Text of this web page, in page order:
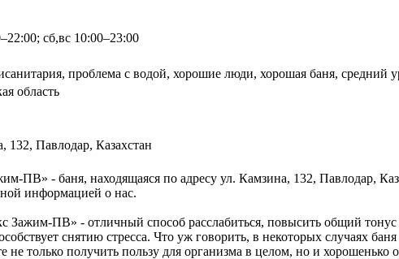
сб,вс 10:00–23:00
проблема с водой, хорошие люди, хорошая баня, средний
область
132, Павлодар, Казахстан
ПВ» - баня, находящаяся по адресу ул. Камзина, 132, Павлодар,
информацией о нас.
Зажим-ПВ» - отличный способ расслабиться, повысить общий
снятию стресса. Что уж говорить, в некоторых случаях
только получить пользу для организма в целом, но и хорошенько